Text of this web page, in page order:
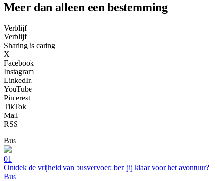
Meer dan alleen een bestemming
Verblijf
Verblijf
Sharing is caring
X
Facebook
Instagram
LinkedIn
YouTube
Pinterest
TikTok
Mail
RSS
Bus
01
Ontdek de vrijheid van busvervoer: ben jij klaar voor het avontuur?
Bus